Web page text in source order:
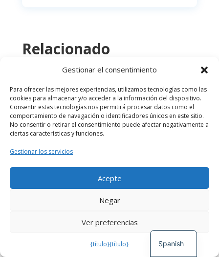
Gestionar el consentimiento
Para ofrecer las mejores experiencias, utilizamos tecnologías como las
cookies para almacenar y/o acceder a la información del dispositivo.
Consentir estas tecnologías nos permitirá procesar datos como el
comportamiento de navegación o identificadores únicos en este sitio.
No consentir o retirar el consentimiento puede afectar negativamente a
ciertas características y funciones.
Gestionar los servicios
Acepte
Negar
Ver preferencias
{título}{título}
Relacionado
Bienvenida y Conversaciones del Jardín
Comunitario
Incubación y nutrición circulares,Diversidad,
Participación y Compromiso,Tejido de red, Próximos
Proyecto Capacidad+,Incubación y nutrición circulares
Incubación de Funding Circle
Incubación y nutrición circulares
Proyecto Capacidad+, Incubación y nutrición circulares
Spanish